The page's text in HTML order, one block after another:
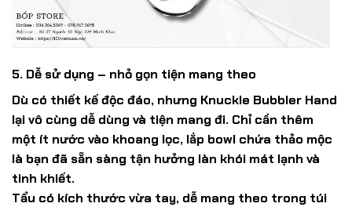
5. Dễ sử dụng – nhỏ gọn tiện mang theo
Dù có thiết kế độc đáo, nhưng Knuckle Bubbler Hand
lại vô cùng dễ dùng và tiện mang đi. Chỉ cần thêm
một ít nước vào khoang lọc, lắp bowl chứa thảo mộc
là bạn đã sẵn sàng tận hưởng làn khói mát lạnh và
tinh khiết.
Tẩu có kích thước vừa tay, dễ mang theo trong túi